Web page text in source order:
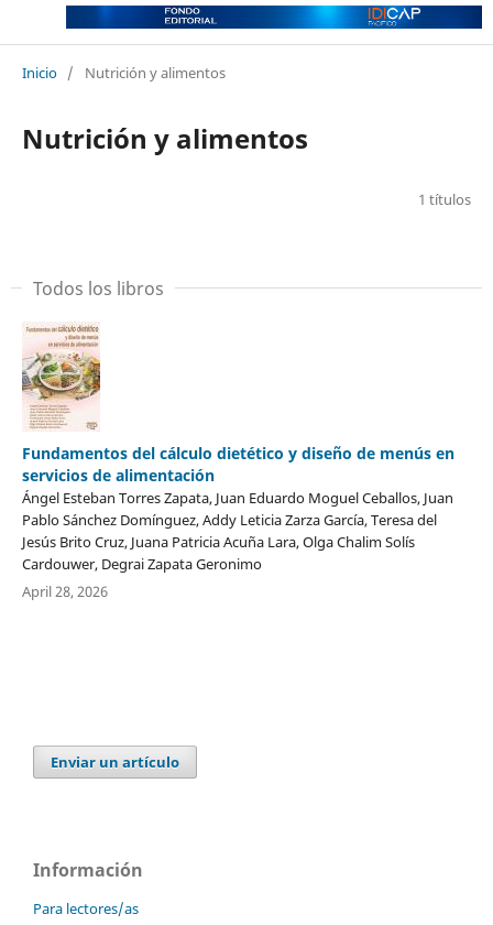
Inicio / Nutrición y alimentos
Nutrición y alimentos
1 títulos
Todos los libros
Fundamentos del cálculo dietético y diseño de menús en
servicios de alimentación
Ángel Esteban Torres Zapata, Juan Eduardo Moguel Ceballos, Juan
Pablo Sánchez Domínguez, Addy Leticia Zarza García, Teresa del
Jesús Brito Cruz, Juana Patricia Acuña Lara, Olga Chalim Solís
Cardouwer, Degrai Zapata Geronimo
April 28, 2026
Enviar un artículo
Información
Para lectores/as